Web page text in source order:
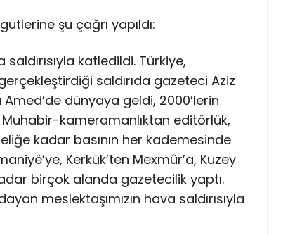
şu çağrı yapıldı:
katledildi. Türkiye,
saldırıda gazeteci Aziz
Amed’de dünyaya geldi, 2000’lerin
Muhabir-kameramanlıktan editörlük,
kadar basının her kademesinde
Kerkük’ten Mexmûr’a, Kuzey
birçok alanda gazetecilik yaptı.
meslektaşımızın hava saldırısıyla